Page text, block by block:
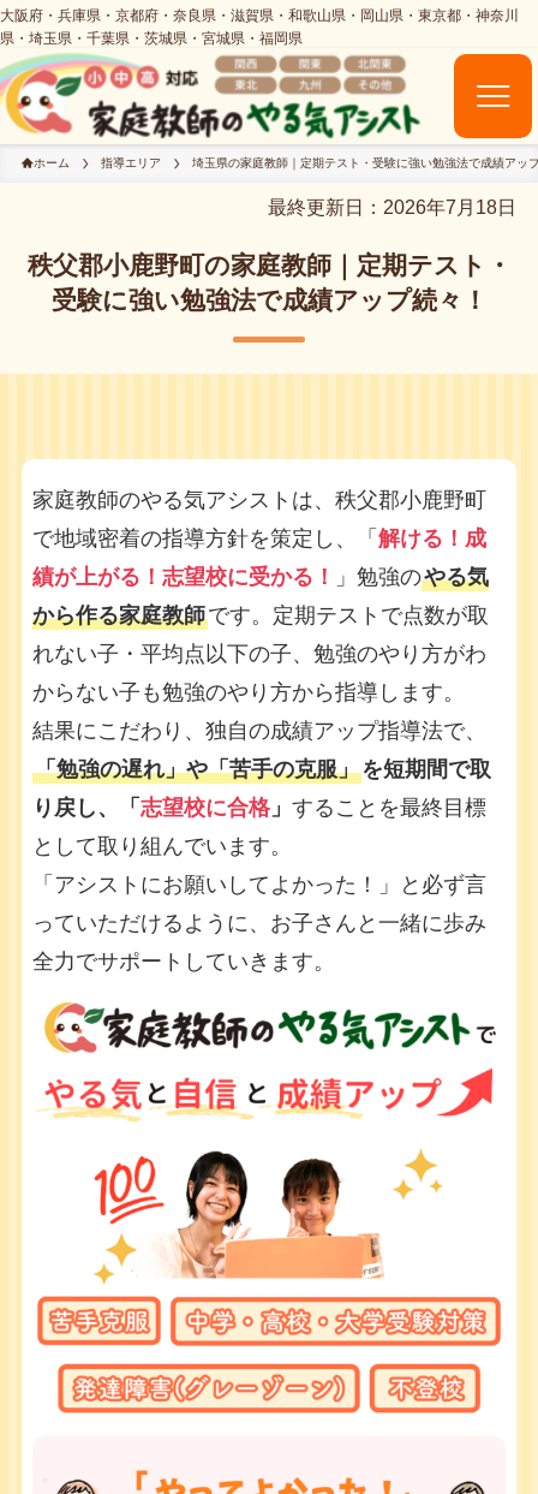
ホーム 指導エリア 埼玉県の家庭教師｜定期テスト・受験に強い勉強法で成績アッ
最終更新日：2026年7月18日
秩父郡小鹿野町の家庭教師｜定期テスト・
受験に強い勉強法で成績アップ続々！
家庭教師のやる気アシストは、秩父郡小鹿野町
で地域密着の指導方針を策定し、「 解ける！成
績が上がる！志望校に受かる！
」勉強のやる気
から作る家庭教師です。定期テストで点数が取
れない子・平均点以下の子、勉強のやり方がわ
からない子も勉強のやり方から指導します。
結果にこだわり、独自の成績アップ指導法で、
「勉強の遅れ」や「苦手の克服」を短期間で取
り戻し、「 志望校に合格」 することを最終目標
として取り組んでいます。
「アシストにお願いしてよかった！」と必ず言
っていただけるように、お子さんと一緒に歩み
全力でサポートしていきます。